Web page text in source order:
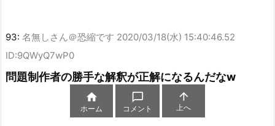
93: 名無しさん＠恐縮です 2020/03/18(水) 15:40:46.52
ID:9QWyQ7wP0
問題制作者の勝手な解釈が正解になるんだなw

ホーム

コメント

上へ